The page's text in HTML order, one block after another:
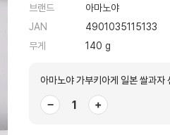
브랜드
아마노야
JAN
4901035115133
무게
140 g
아마노야 가부키아게 일본 쌀과자
− +